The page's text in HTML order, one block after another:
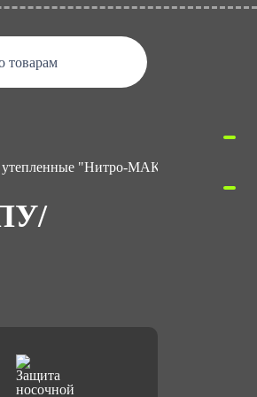
товарам
утепленные "Нитро-МАКС" БОТ244-М